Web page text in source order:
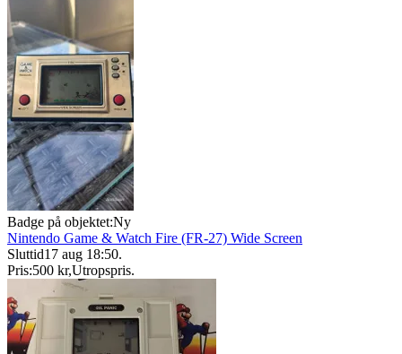
Badge på objektet:Ny
Nintendo Game & Watch Fire (FR-27) Wide Screen
Sluttid17 aug 18:50.
Pris:500 kr,Utropspris.